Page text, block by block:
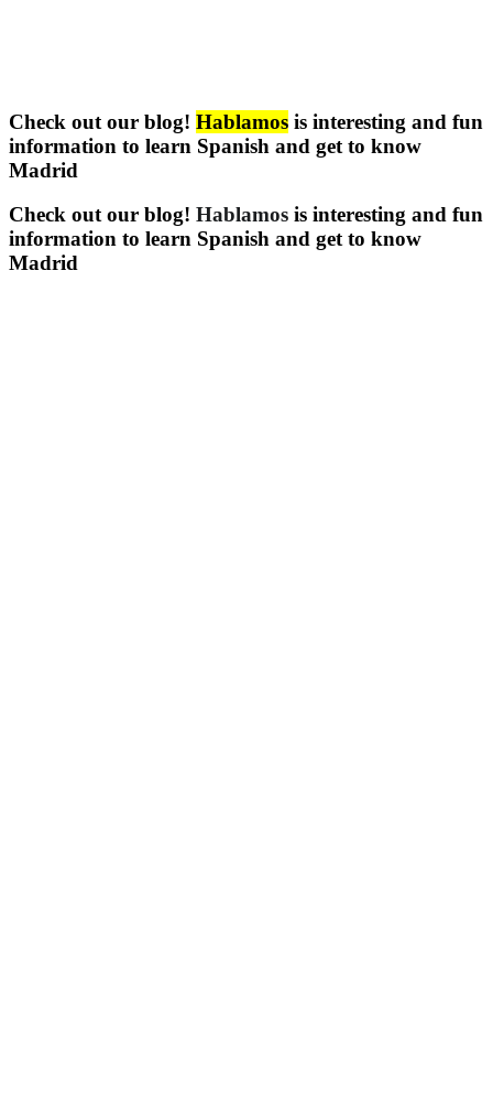
Check out our blog! Hablamos is interesting and fun
information to learn Spanish and get to know
Madrid
Check out our blog! Hablamos is interesting and fun
information to learn Spanish and get to know
Madrid